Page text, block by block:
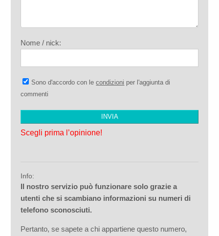
Nome / nick:
Sono d'accordo con lecondizioni per l'aggiunta di
commenti
Scegli prima l’opinione!
Info:
Il nostro servizio può funzionare solo grazie a
utenti che si scambiano informazioni su numeri di
telefono sconosciuti.
Pertanto, se sapete a chi appartiene questo numero,